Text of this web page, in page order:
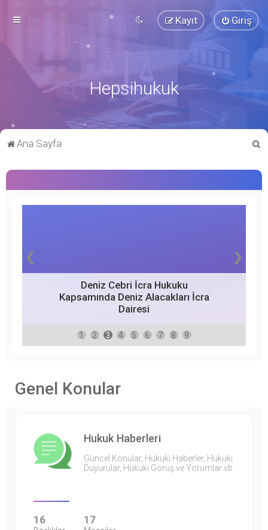
Giriş
Kayıt
Hepsihukuk
Ana Sayfa
a
Deniz Cebri İcra Hukuku
Kapsamında Deniz Alacakları İcra
Dairesi
❮ ❯
1 2 3 4 5 6 7 8 9
Genel Konular
Hukuk Haberleri
Güncel Konular, Hukuki Haberler, Hukuki
Duyurular, Hukuki Görüş ve Yorumlar vb
16 17